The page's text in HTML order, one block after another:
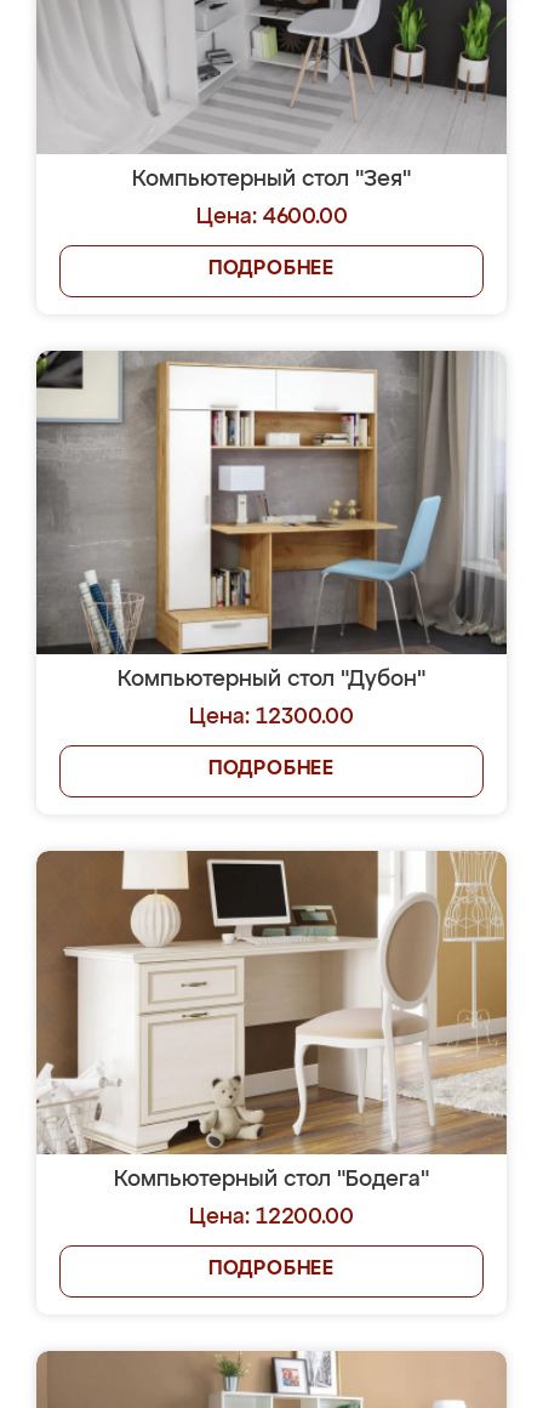
Компьютерный стол "Зея"
Цена: 4600.00
ПОДРОБНЕЕ
Компьютерный стол "Дубон"
Цена: 12300.00
ПОДРОБНЕЕ
Компьютерный стол "Бодега"
Цена: 12200.00
ПОДРОБНЕЕ